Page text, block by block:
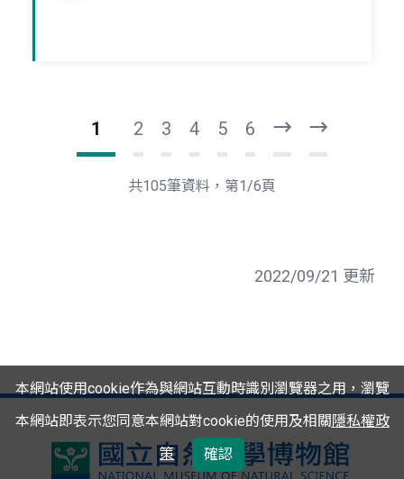
1 2 3 4 5 6
一
頁
後
共105筆資料，第1/6頁
2022/09/21 更新
國
本網站使用cookie作為與網站互動時識別瀏覽器之用，瀏覽
本網站即表示您同意本網站對cookie的使用及相關隱私權政
策
確認